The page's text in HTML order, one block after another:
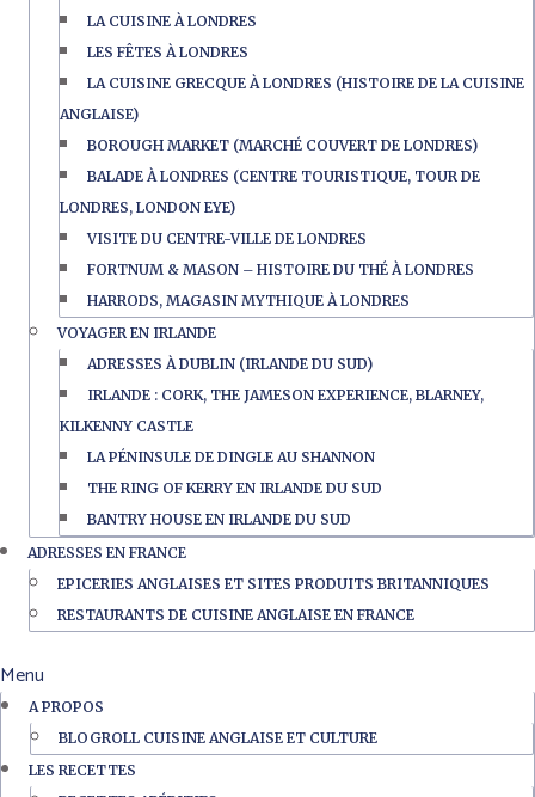
LA CUISINE À LONDRES
LES FÊTES À LONDRES
LA CUISINE GRECQUE À LONDRES (HISTOIRE DE LA CUISINE
ANGLAISE)
BOROUGH MARKET (MARCHÉ COUVERT DE LONDRES)
BALADE À LONDRES (CENTRE TOURISTIQUE, TOUR DE
LONDRES, LONDON EYE)
VISITE DU CENTRE-VILLE DE LONDRES
FORTNUM & MASON – HISTOIRE DU THÉ À LONDRES
HARRODS, MAGASIN MYTHIQUE À LONDRES
VOYAGER EN IRLANDE
ADRESSES À DUBLIN (IRLANDE DU SUD)
IRLANDE : CORK, THE JAMESON EXPERIENCE, BLARNEY,
KILKENNY CASTLE
LA PÉNINSULE DE DINGLE AU SHANNON
THE RING OF KERRY EN IRLANDE DU SUD
BANTRY HOUSE EN IRLANDE DU SUD
ADRESSES EN FRANCE
EPICERIES ANGLAISES ET SITES PRODUITS BRITANNIQUES
RESTAURANTS DE CUISINE ANGLAISE EN FRANCE
Menu
A PROPOS
BLOGROLL CUISINE ANGLAISE ET CULTURE
LES RECETTES